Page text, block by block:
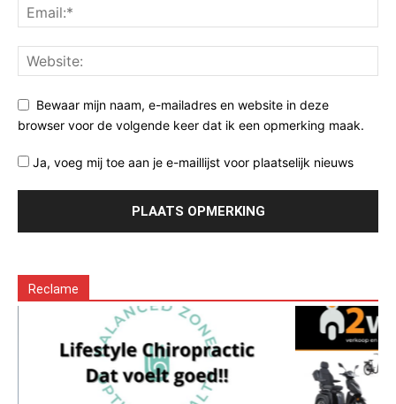
Bewaar mijn naam, e-mailadres en website in deze
browser voor de volgende keer dat ik een opmerking maak.
Ja, voeg mij toe aan je e-maillijst voor plaatselijk nieuws
Reclame